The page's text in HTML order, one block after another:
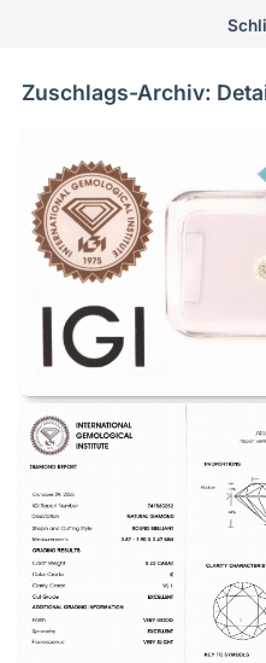
Zuschlags-Archiv: